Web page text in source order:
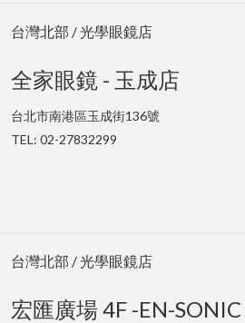
台灣北部 / 光學眼鏡店
全家眼鏡 - 玉成店
台北市南港區玉成街136號
TEL: 02-27832299
台灣北部 / 光學眼鏡店
宏匯廣場 4F -EN-SONIC